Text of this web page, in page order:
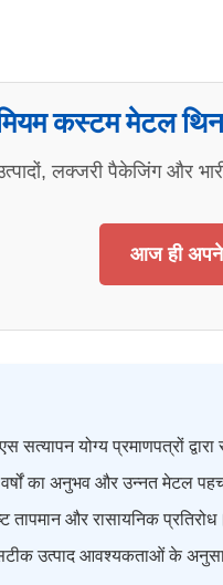
कस्टम मेटल
लक्जरी पैकेजिंग और
आज ही
योग्य प्रमाणपत्रों द्वारा
का अनुभव और उन्नत मेटल
तापमान और रासायनिक
उत्पाद आवश्यकताओं के